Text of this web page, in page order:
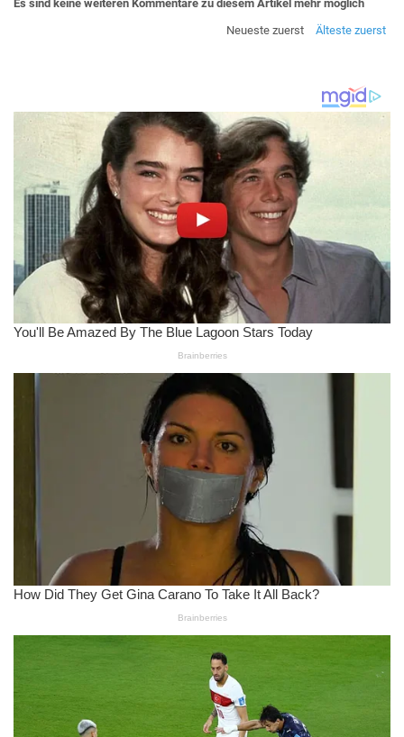
Es sind keine weiteren Kommentare zu diesem Artikel mehr möglich
Neueste zuerst
Älteste zuerst